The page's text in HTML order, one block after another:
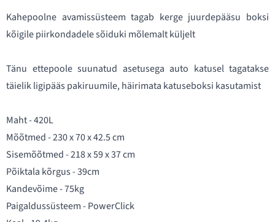
Kahepoolne avamissüsteem tagab kerge juurdepääsu boksi
kõigile piirkondadele sõiduki mõlemalt küljelt
Tänu ettepoole suunatud asetusega auto katusel tagatakse
täielik ligipääs pakiruumile, häirimata katuseboksi kasutamist
Maht - 420L
Mõõtmed - 230 x 70 x 42.5 cm
Sisemõõtmed - 218 x 59 x 37 cm
Põiktala kõrgus - 39cm
Kandevõime - 75kg
Paigaldussüsteem - PowerClick